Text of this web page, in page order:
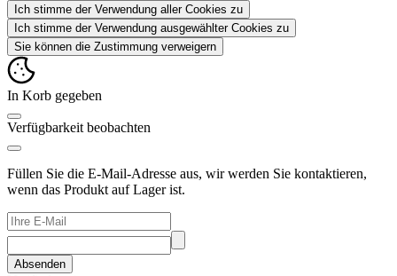
Ich stimme der Verwendung aller Cookies zu
Ich stimme der Verwendung ausgewählter Cookies zu
Sie können die Zustimmung verweigern
In Korb gegeben
Verfügbarkeit beobachten
Füllen Sie die E-Mail-Adresse aus, wir werden Sie kontaktieren,
wenn das Produkt auf Lager ist.
Absenden